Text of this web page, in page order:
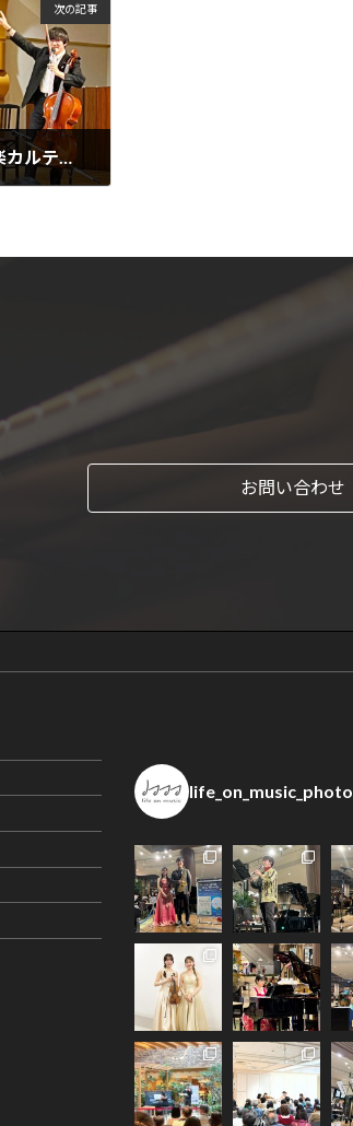
次の記事
GWイベント「子供音楽祭」弦楽カルテットのコンサート
お問い合わせ
life_on_music_photo